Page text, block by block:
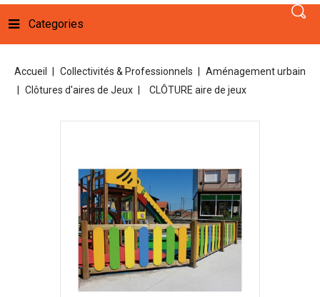
Categories
Accueil Collectivités & Professionnels
Aménagement urbain
Clôtures d'aires de Jeux
CLÔTURE aire de jeux